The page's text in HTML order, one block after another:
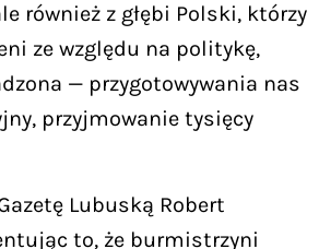
również z głębi Polski, którzy
ze względu na politykę,
— przygotowywania nas
przyjmowanie tysięcy
Lubuską Robert
to, że burmistrzyni